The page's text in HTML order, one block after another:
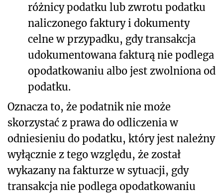
różnicy podatku lub zwrotu podatku
naliczonego faktury i dokumenty
celne w przypadku, gdy transakcja
udokumentowana fakturą nie podlega
opodatkowaniu albo jest zwolniona od
podatku.
Oznacza to, że podatnik nie może
skorzystać z prawa do odliczenia w
odniesieniu do podatku, który jest należny
wyłącznie z tego względu, że został
wykazany na fakturze w sytuacji, gdy
transakcja nie podlega opodatkowaniu